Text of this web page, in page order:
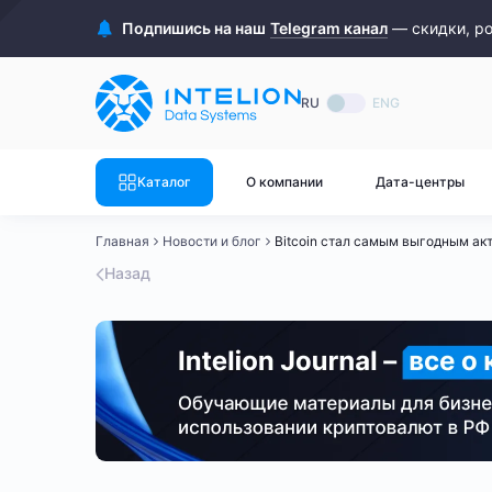
Подпишись на наш Telegram канал — скидки,
RU ENG
Каталог О компании Дата-центры
ASIC майнеры
Bitmain
Innosilicon
Iceriver
Смотреть весь каталог
Готовый
Готовый
Готовый
Готовый
Готовый
Главная Новости и блог Bitcoin стал самым выгодным
Назад